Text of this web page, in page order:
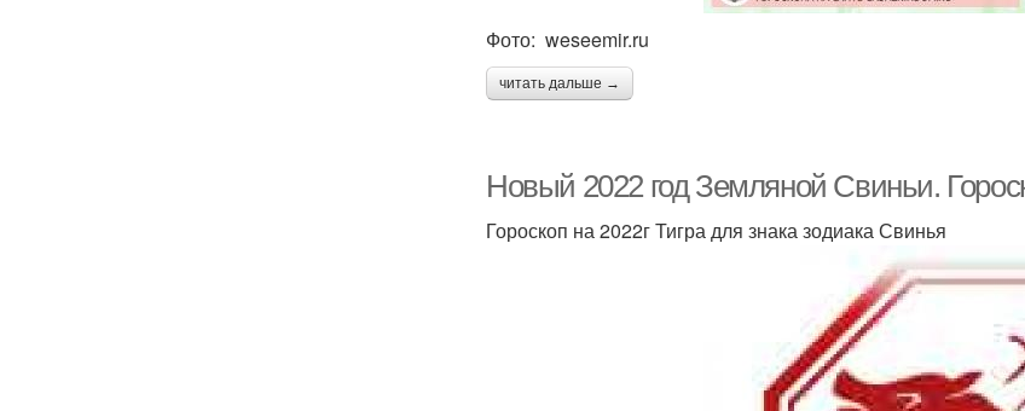
Фото: weseemir.ru
читать дальше →
Новый 2022 год Земляной Свиньи.
Гороскоп на 2022г Тигра для знака зодиака Свинья